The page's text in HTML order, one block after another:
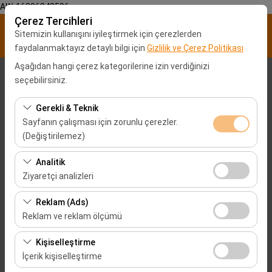
AW-16896840596
Çerez Tercihleri
Sitemizin kullanışını iyileştirmek için çerezlerden
faydalanmaktayız detaylı bilgi için Gizlilik ve Çerez Politikası
Aşağıdan hangi çerez kategorilerine izin verdiğinizi
seçebilirsiniz.
Gerekli & Teknik
Sayfanın çalışması için zorunlu çerezler.
(Değiştirilemez)
Bu çerezler sitenin doğru şekilde çalışması, güvenlik,
oturum yönetimi ve temel işlevler için gereklidir. Devre
dışı bırakılamaz.
Analitik
Ziyaretçi analizleri
Bu çerezler, sitemizin nasıl kullanıldığını (ziyaretçi sayısı,
en çok ziyaret edilen sayfalar, kullanıcı davranışları)
analiz etmemizi sağlar. Bu veriler, web sitesi
performansını ölçmek ve kullanıcı deneyimini sürekli
iyileştirmek için kullanılır.
Reklam (Ads)
Reklam ve reklam ölçümü
Bu çerezler, size ilgi alanlarınıza uygun kişiselleştirilmiş
reklamlar göstermemize ve reklam kampanyalarımızın
etkinliğini (gösterim sayısı, tıklama oranı) ölçmemize
Kişiselleştirme
İçerik kişiselleştirme
Alış Lokasyonu
Malatya Şehir merkezi
Aracı farklı bir lokasyona bırakacağım
Alış Tarih & Saat
09:00
Bırakış Tarih & Saat